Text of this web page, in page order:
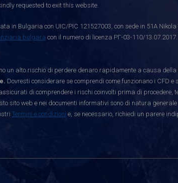
requested to exit this website.
in Bulgaria con UIC/PIC 121527003, con sede in 51A
bulgara con il numero di licenza РГ-03-110/
un alto rischio di perdere denaro rapidamente a causa
Dovresti considerare se comprendi come funzionano i CFD
di comprendere i rischi coinvolti prima di procedere,
sito web e nei documenti informativi sono di natura
Termini e condizioni e, se necessario, richiedi un parere